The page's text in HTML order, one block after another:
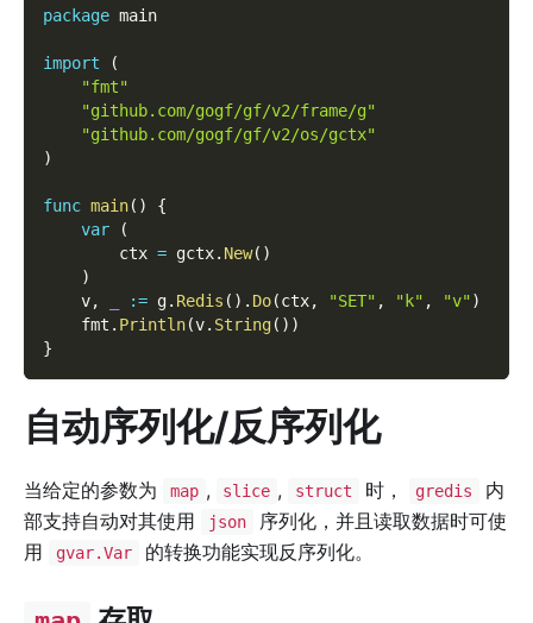
package main
import
(
"fmt"
"github.com/gogf/gf/v2/frame/g"
"github.com/gogf/gf/v2/os/gctx"
)
func main( )
{
var
(
        ctx
= gctx. New( )
)
    v
, := g. Redis ( ) . Do(ctx, "SET" , "k" , "v")
    fmt
. Println(v. String( ) )
}
自动序列化/反序列化
当给定的参数为 map , slice , struct 时， gredis
内
部支持自动对其使用
json
序列化，并且读取数据时可使
用
gvar.Var 的转换功能实现反序列化。